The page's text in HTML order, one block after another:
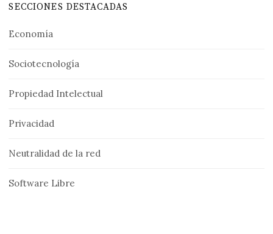
SECCIONES DESTACADAS
Economía
Sociotecnología
Propiedad Intelectual
Privacidad
Neutralidad de la red
Software Libre